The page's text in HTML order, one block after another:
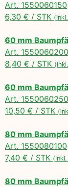
Art. 1550060150
6,30 € / STK
60 mm
Art. 1550060200
8,40 € / STK
60 mm
Art. 1550060250
10,50 € / STK
80 mm
Art. 1550080100
7,40 € / STK
80 mm